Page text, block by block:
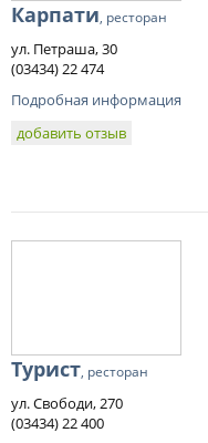
Карпати, ресторан
ул. Петраша, 30
(03434) 22 474
Подробная информация
добавить отзыв
Турист, ресторан
ул. Свободи, 270
(03434) 22 400